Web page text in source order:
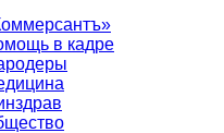
в кадре